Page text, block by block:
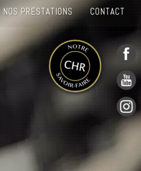
NOS PRESTATIONS CONTACT